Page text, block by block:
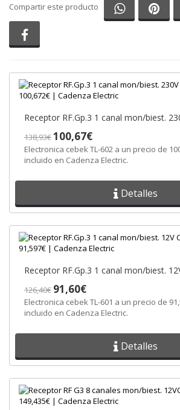
Compartir este producto Compartir
Receptor RF.Gp.3 1 canal mon/biest.
138,93€100,67€
Electronica cebek TL-602 a un precio de
incluido en Cadenza Electric.
Detalles
Receptor RF.Gp.3 1 canal mon/biest.
126,40€ 91,60€
Electronica cebek TL-601 a un precio de
incluido en Cadenza Electric.
Detalles